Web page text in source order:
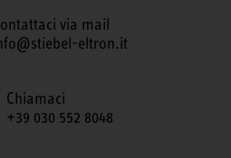
via mail
eltron.it
Chiamaci
+39 030 552 8048